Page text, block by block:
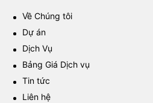
Về Chúng tôi
Dự án
Dịch Vụ
Bảng Giá Dịch vụ
Tin tức
Liên hệ